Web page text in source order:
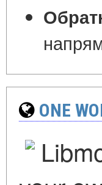
ONE